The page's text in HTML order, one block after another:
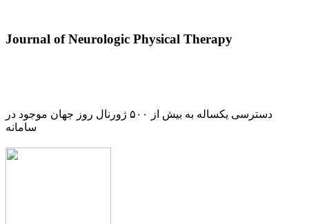
Journal of Neurologic Physical Therapy
دسترسی یکساله به بیش از ۵۰۰ ژورنال روز جهان موجود در
سامانه